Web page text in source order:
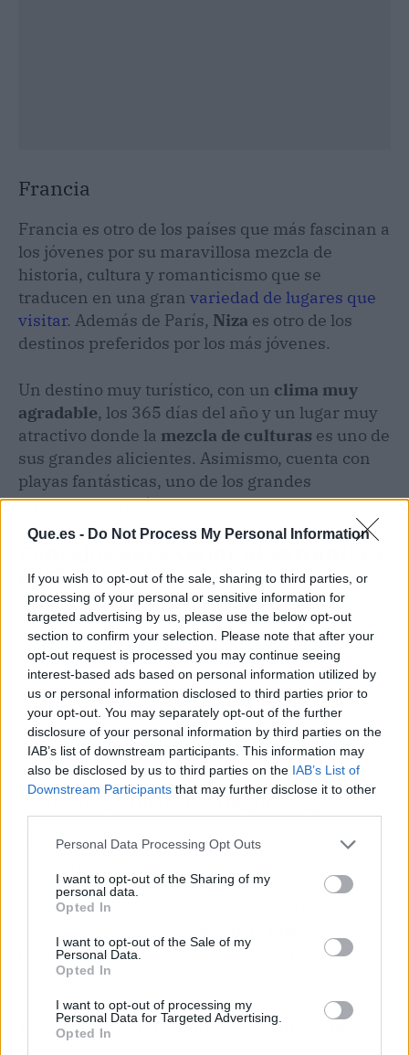
Que.es - Do Not Process My Personal Information
If you wish to opt-out of the sale, sharing to third parties, or
processing of your personal or sensitive information for
targeted advertising by us, please use the below opt-out
section to confirm your selection. Please note that after your
opt-out request is processed you may continue seeing
interest-based ads based on personal information utilized by
us or personal information disclosed to third parties prior to
your opt-out. You may separately opt-out of the further
disclosure of your personal information by third parties on the
IAB’s list of downstream participants. This information may
also be disclosed by us to third parties on the IAB’s List of
Downstream Participants that may further disclose it to other
Personal Data Processing Opt Outs
I want to opt-out of the Sharing of my
personal data.
Opted In
I want to opt-out of the Sale of my
Personal Data.
Opted In
I want to opt-out of processing my
Personal Data for Targeted Advertising.
Opted In
Francia
Francia es otro de los países que más fascinan a
los jóvenes por su maravillosa mezcla de
historia, cultura y romanticismo que se
traducen en una gran variedad de lugares que
visitar. Además de París, Niza es otro de los
destinos preferidos por los más jóvenes.
Un destino muy turístico, con un clima muy
agradable, los 365 días del año y un lugar muy
atractivo donde la mezcla de culturas es uno de
sus grandes alicientes. Asimismo, cuenta con
playas fantásticas, uno de los grandes
atractivos para jóvenes de todas las edades.
para aprender un idioma
Es posible que si eres padre, quieres que tu hijo
tenga una experiencia con el idioma y la cultura
de otro país y estés leyendo este artículo, se te
vengan a la mente muchas dudas que te
inquietan. ¿Qué debes tener en cuenta a la hora
de preparar un viaje para tu hijo con la
intención de que mejore su nivel de inglés?
El verano, una de las mejores épocas
El verano es una de lasmejores épocas del
objetivo de aprender el idioma. Ya acabó el
curso académico, las obligaciones propias de
relajadospara sacarle el máximo provecho a la
experiencia.
Una escuela conocida y reconocida